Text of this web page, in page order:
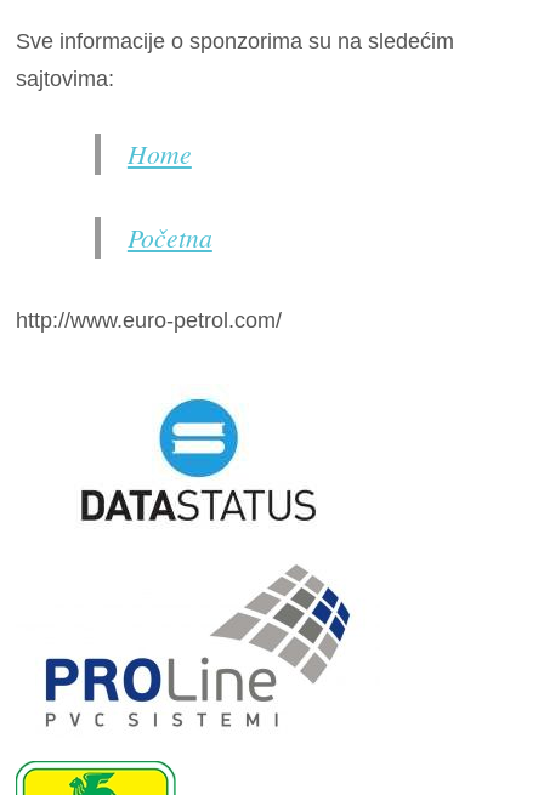
Sve informacije o sponzorima su na sledećim
sajtovima:
Home
Početna
http://www.euro-petrol.com/